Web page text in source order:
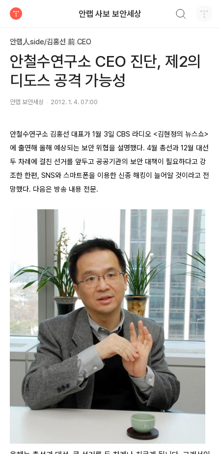
안랩 사보 보안세상
안랩人side/김홍선 前 CEO
안철수연구소 CEO 진단, 제2의
디도스 공격 가능성
안랩 보안세상 2012. 1. 4. 07:00
안철수연구소 김홍선 대표가 1월 3일 CBS 라디오 <김현정의 뉴스쇼>
에 출연해 올해 예상되는 보안 위협을 설명했다. 4월 총선과 12월 대선
두 차례에 걸친 선거를 앞두고 공공기관의 보안 대책이 필요하다고 강
조한 한편, SNS와 스마트폰을 이용한 신종 해킹이 늘어알 것이라고 전
망했다. 다음은 방송 내용 전문.